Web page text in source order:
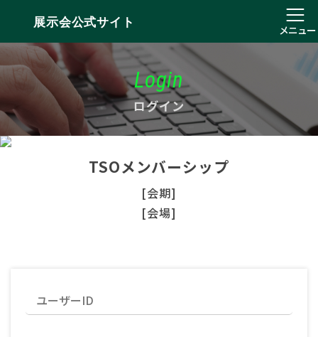
展示会公式サイト
メニュー
Login
ログイン
TSOメンバーシップ
[会期]
[会場]